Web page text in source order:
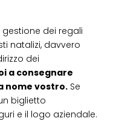
dei regali
natalizi, davvero
dei
a consegnare
nome vostro. Se
biglietto
e il logo aziendale.